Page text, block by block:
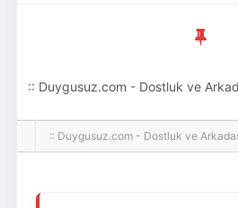
:: Duygusuz.com - Dostluk ve
hoş geldin ziyaretçi! Aramıza
:: Duygusuz.com - Dostluk ve